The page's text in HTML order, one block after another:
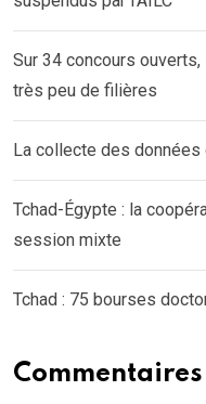
Sur 34 concours ouverts,
très peu de filières
La collecte des données
Tchad-Égypte : la
session mixte
Tchad : 75 bourses